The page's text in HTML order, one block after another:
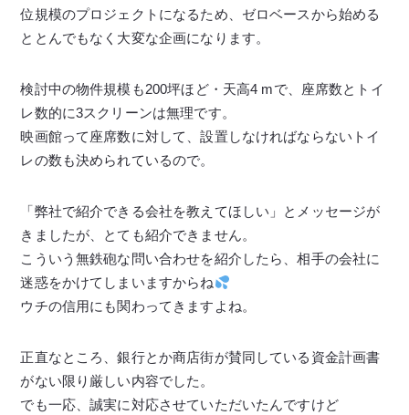
位規模のプロジェクトになるため、ゼロベースから始める
ととんでもなく大変な企画になります。
検討中の物件規模も200坪ほど・天高4 mで、座席数とトイ
レ数的に3スクリーンは無理です。
映画館って座席数に対して、設置しなければならないトイ
レの数も決められているので。
「弊社で紹介できる会社を教えてほしい」とメッセージが
きましたが、とても紹介できません。
こういう無鉄砲な問い合わせを紹介したら、相手の会社に
迷惑をかけてしまいますからね
ウチの信用にも関わってきますよね。
正直なところ、銀行とか商店街が賛同している資金計画書
がない限り厳しい内容でした。
でも一応、誠実に対応させていただいたんですけど